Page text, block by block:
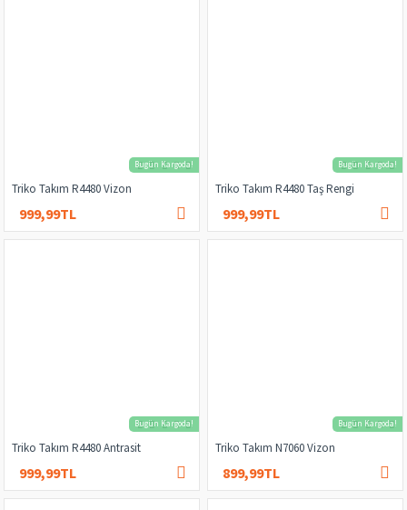
Bugün Kargoda!
Triko Takım R4480 Vizon
999,99TL
Bugün Kargoda!
Triko Takım R4480 Taş Rengi
999,99TL
Bugün Kargoda!
Triko Takım R4480 Antrasit
999,99TL
Bugün Kargoda!
Triko Takım N7060 Vizon
899,99TL